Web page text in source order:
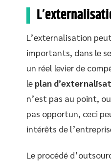
L’externalisation
importants, dans le
un réel levier de
le plan
n’est pas au point,
pas opportun, ceci
intérêts de
Le procédé